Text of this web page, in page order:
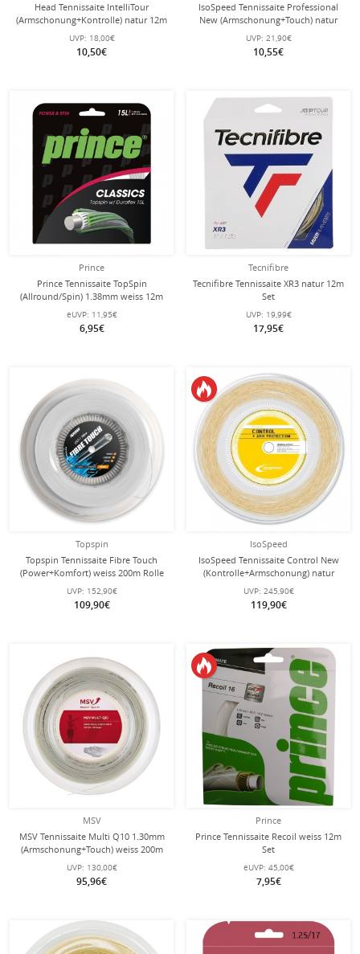
Head Tennissaite IntelliTour
(Armschonung+Kontrolle) natur 12m
Set
UVP: 18,00€
10,50€
IsoSpeed Tennissaite Professional
New (Armschonung+Touch) natur
12m Set
UVP: 21,90€
10,55€
Prince
Prince Tennissaite TopSpin
(Allround/Spin) 1.38mm weiss 12m
Set
eUVP: 11,95€
6,95€
Tecnifibre
Tecnifibre Tennissaite XR3 natur 12m
Set
UVP: 19,99€
17,95€
Topspin
Topspin Tennissaite Fibre Touch
(Power+Komfort) weiss 200m Rolle
UVP: 152,90€
109,90€
IsoSpeed
IsoSpeed Tennissaite Control New
(Kontrolle+Armschonung) natur
200m Rolle
UVP: 245,90€
119,90€
MSV
MSV Tennissaite Multi Q10 1.30mm
(Armschonung+Touch) weiss 200m
Rolle
UVP: 130,00€
95,96€
Prince
Prince Tennissaite Recoil weiss 12m
Set
eUVP: 45,00€
7,95€